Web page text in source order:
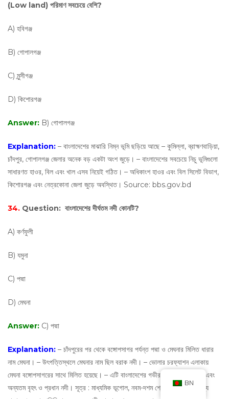
(Low land) পরিমাণ সবচেয়ে বেশি?
A) হবিগঞ্জ
B) গোপালগঞ্জ
C) মুন্সীগঞ্জ
D) কিশোরগঞ্জ
Answer: B) গোপালগঞ্জ
Explanation: – বাংলাদেশের মাঝারি নিম্ন ভূমি ছড়িয়ে আছে – কুমিল্লা, ব্রাহ্মণবাড়িয়া,
চাঁদপুর, গোপালগঞ্জ জেলার অনেক বড় একটা অংশ জুড়ে। – বাংলাদেশের সবচেয়ে নিচু ভূমিগুলো
সাধারণত হাওর, বিল এবং খাল এসব নিয়েই গঠিত। – অধিকাংশ হাওর এবং বিল সিলেট বিভাগ,
কিশোরগঞ্জ এবং নেত্রকোনা জেলা জুড়ে অবস্থিত। Source: bbs.gov.bd
34. Question: বাংলাদেশের দীর্ঘতম নদী কোনটি?
A) কর্ণফুলী
B) যমুনা
C) পদ্মা
D) মেঘনা
Answer: C) পদ্মা
Explanation: – চাঁদপুরের পর থেকে বঙ্গোপসাগর পর্যন্ত পদ্মা ও মেঘনার মিলিত ধারার
নাম মেঘনা। – উৎপত্তিস্থলে মেঘনার নাম ছিল বরাক নদী। – ভোলার চরফ্যাশন এলাকায়
মেঘনা বঙ্গোপসাগরের সাথে মিলিত হয়েছে। – এটি বাংলাদেশের গভীর ও প্রশস্ততম নদী এবং
অন্যতম বৃহৎ ও প্রধান নদী। সূত্র : মাধ্যমিক ভূগোল, নবম-দশম শ্রেণী এবং জাতীয় তথ্য
BN